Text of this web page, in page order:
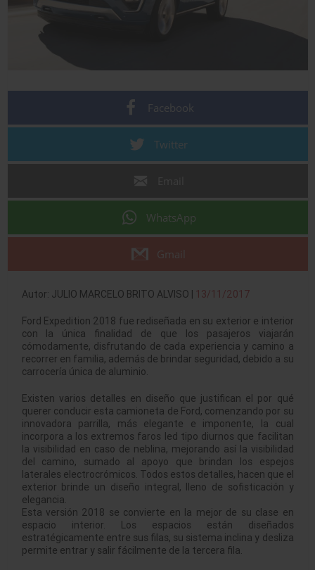
Facebook
Twitter
WhatsApp
Gmail
Autor: JULIO MARCELO BRITO ALVISO | 13/11/2017
Ford Expedition 2018 fue rediseñada en su exterior e interior
con la única finalidad de que los pasajeros viajarán
cómodamente, disfrutando de cada experiencia y camino a
recorrer en familia, además de brindar seguridad, debido a su
carrocería única de aluminio.
Existen varios detalles en diseño que justifican el por qué
querer conducir esta camioneta de Ford, comenzando por su
innovadora parrilla, más elegante e imponente, la cual
incorpora a los extremos faros led tipo diurnos que facilitan
la visibilidad en caso de neblina, mejorando así la visibilidad
del camino, sumado al apoyo que brindan los espejos
laterales electrocrómicos. Todos estos detalles, hacen que el
exterior brinde un diseño integral, lleno de sofisticación y
elegancia.
Esta versión 2018 se convierte en la mejor de su clase en
espacio interior. Los espacios están diseñados
estratégicamente entre sus filas, su sistema inclina y desliza
permite entrar y salir fácilmente de la tercera fila.